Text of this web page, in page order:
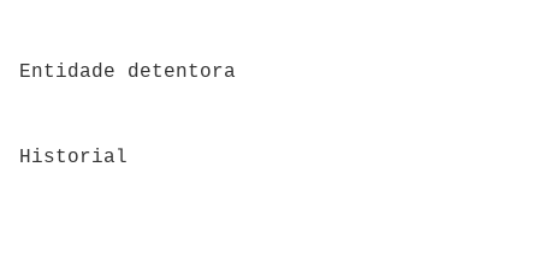
Entidade detentora
Historial